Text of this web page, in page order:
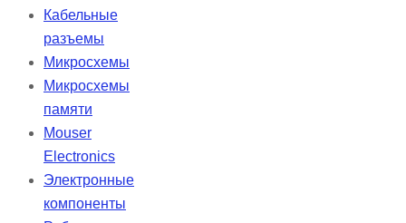
корневых каналов. Состав:
силикаты кальция, алюминат
кальция, оксид кальция, оксид
циркония, оксид железа, диоксид
кремния и диспергирующий агент.
Bio-C Sealer — бессмольный
цемент, который обеспечивает
высокую биосовместимость и
упрощает очистку пульпарной
Кабельные
разъемы
Микросхемы
Микросхемы
памяти
Mouser
Electronics
Электронные
компоненты